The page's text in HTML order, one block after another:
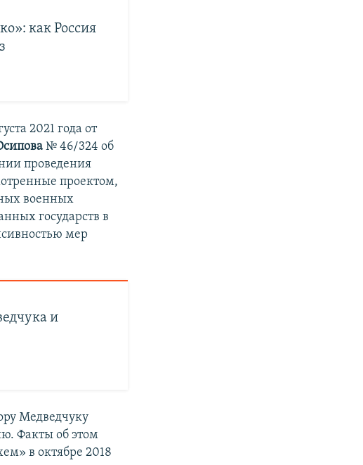
как Россия
2021 года от
№ 46/324 об
проведения
проектом,
военных
государств в
мер
и
Медведчуку
Факты об этом
в октябре 2018